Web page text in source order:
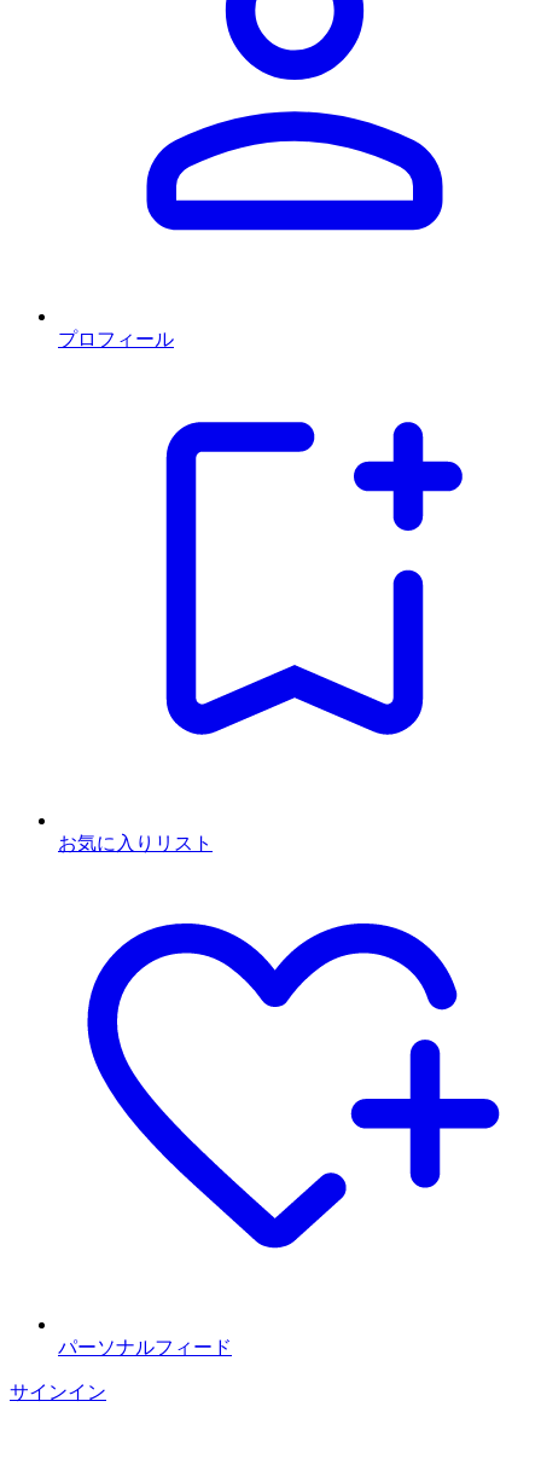
プロフィール
お気に入りリスト
パーソナルフィード
サインイン